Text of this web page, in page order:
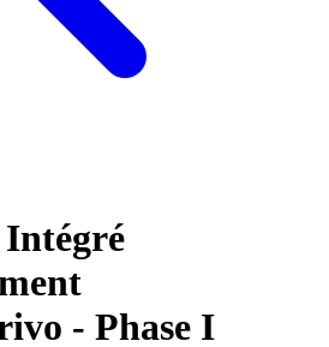
- Phase I